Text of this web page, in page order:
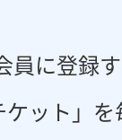
員に登録
ット」